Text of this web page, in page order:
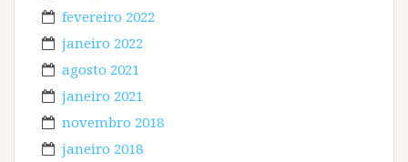
fevereiro 2022
janeiro 2022
agosto 2021
janeiro 2021
novembro 2018
janeiro 2018